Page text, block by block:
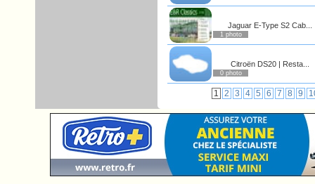
Jaguar E-Type S2 Cab...
1 photo
Citroën DS20 | Resta...
0 photo
1 2 3 4 5 6 7 8 9